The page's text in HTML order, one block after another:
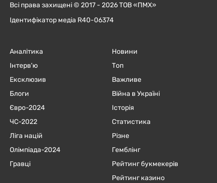
Всі права захищені © 2017 - 2026 ТОВ «ПМХ»
Ідентифікатор медіа R40-06374
Аналітика
Інтерв'ю
Ексклюзив
Блоги
Євро-2024
ЧC-2022
Ліга націй
Олімпіада-2024
Гравці
Новини
Топ
Важливе
Війна в Україні
Історія
Статистика
Різне
Гемблінг
Рейтинг букмекерів
Рейтинг казино